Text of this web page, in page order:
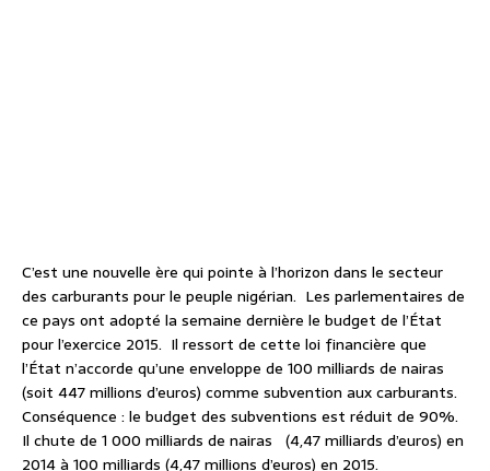
C’est une nouvelle ère qui pointe à l’horizon dans le secteur
des carburants pour le peuple nigérian. Les parlementaires de
ce pays ont adopté la semaine dernière le budget de l’État
pour l’exercice 2015. Il ressort de cette loi financière que
l’État n’accorde qu’une enveloppe de 100 milliards de nairas
(soit 447 millions d’euros) comme subvention aux carburants.
Conséquence : le budget des subventions est réduit de 90%.
Il chute de 1 000 milliards de nairas (4,47 milliards d’euros) en
2014 à 100 milliards (4,47 millions d’euros) en 2015.